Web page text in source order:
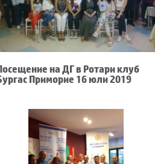
на ДГ в Ротари клуб
Приморие 16 юли 2019